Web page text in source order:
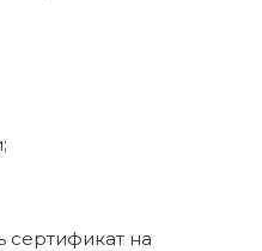
сертификат на